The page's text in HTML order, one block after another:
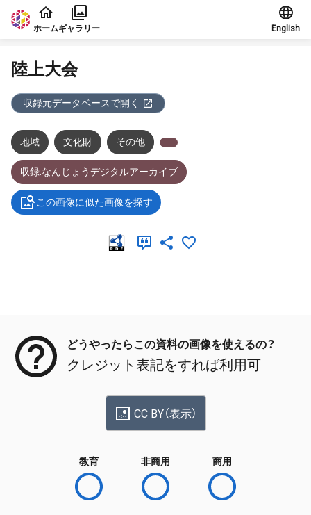
本文に飛ぶ
ホームギャラリー English
陸上大会
収録元データベースで開く
地域 文化財 その他
収録:なんじょうデジタルアーカイブ
この画像に似た画像を探す
どうやったらこの資料の画像を使えるの？
クレジット表記をすれば利用可
CC BY（表示）
教育 非商用 商用